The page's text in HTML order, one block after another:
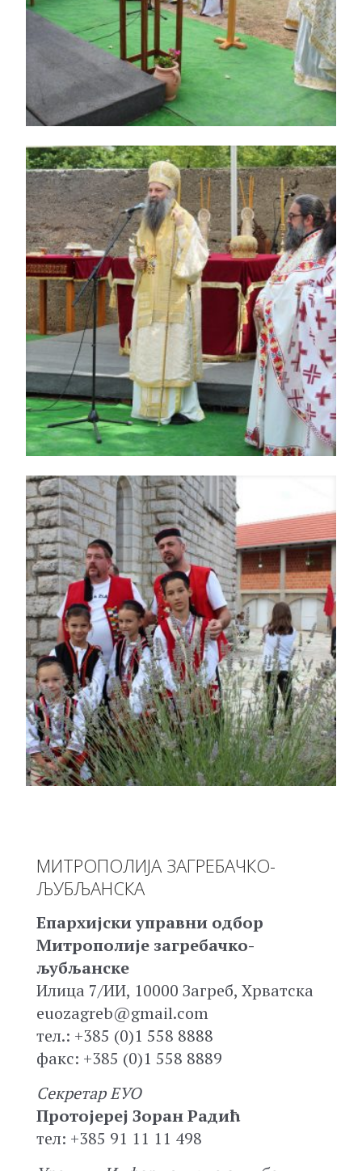
МИТРОПОЛИЈА ЗАГРЕБАЧКО-
ЉУБЉАНСКА
Епархијски управни одбор
Митрополије загребачко-
љубљанске
Илица 7/ИИ, 10000 Загреб, Хрватска
euozagreb@gmail.com
тел.: +385 (0)1 558 8888
факс: +385 (0)1 558 8889
Секретар ЕУО
Протојереј Зоран Радић
тел: +385 91 11 11 498